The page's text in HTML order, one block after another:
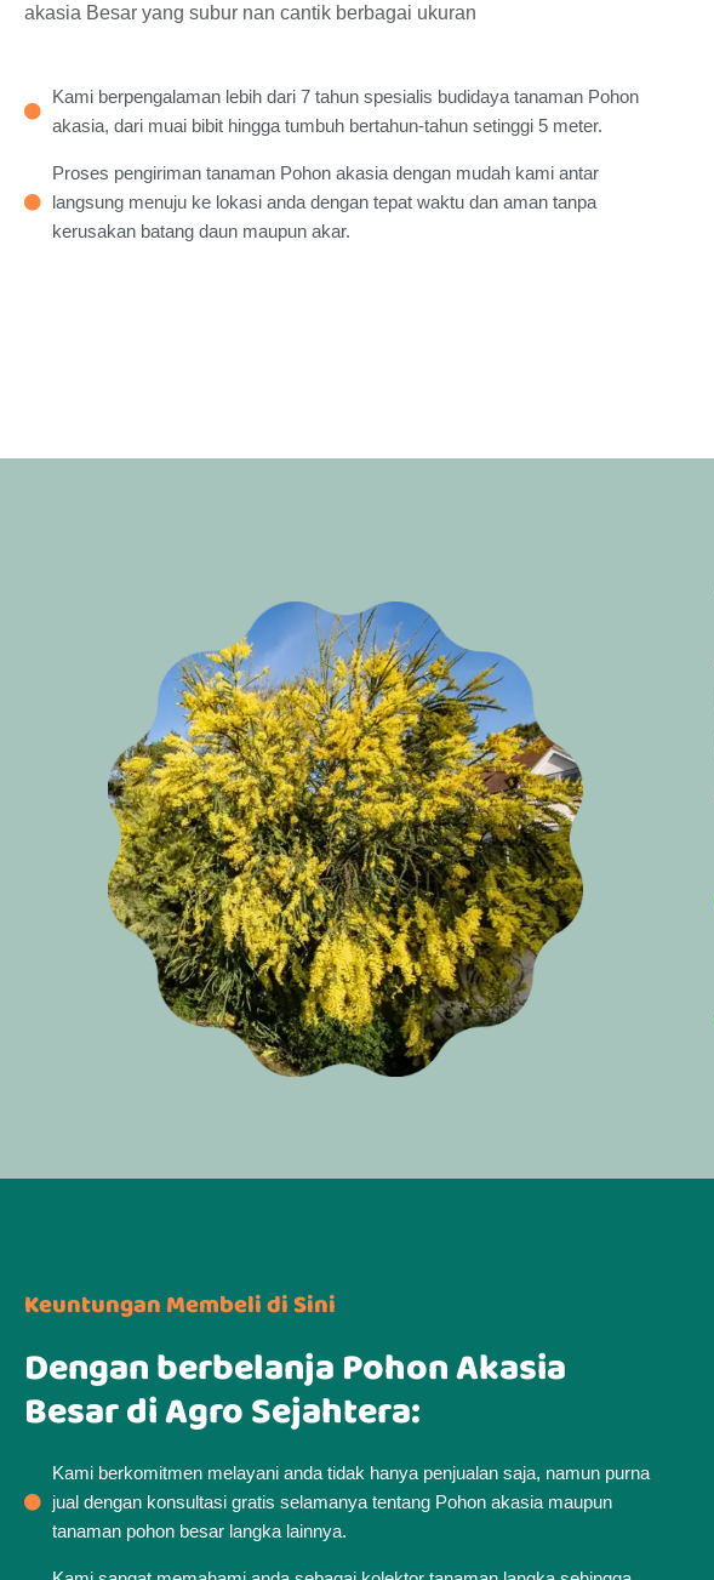
akasia Besar yang subur nan cantik berbagai ukuran
Kami berpengalaman lebih dari 7 tahun spesialis budidaya tanaman Pohon
akasia, dari muai bibit hingga tumbuh bertahun-tahun setinggi 5 meter.
Proses pengiriman tanaman Pohon akasia dengan mudah kami antar
langsung menuju ke lokasi anda dengan tepat waktu dan aman tanpa
kerusakan batang daun maupun akar.
Keuntungan Membeli di Sini
Dengan berbelanja Pohon Akasia
Besar di Agro Sejahtera:
Kami berkomitmen melayani anda tidak hanya penjualan saja, namun purna
jual dengan konsultasi gratis selamanya tentang Pohon akasia maupun
tanaman pohon besar langka lainnya.